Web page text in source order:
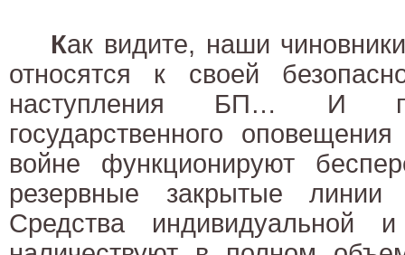
Как видите, наши
относятся к своей
наступления БП… И
государственного
войне функционируют
резервные закрытые
Средства индивидуальной